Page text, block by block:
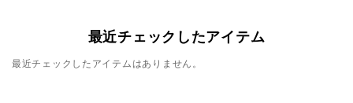
最近チェックしたアイテム
最近チェックしたアイテムはありません。